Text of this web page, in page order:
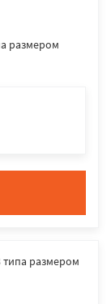
размером